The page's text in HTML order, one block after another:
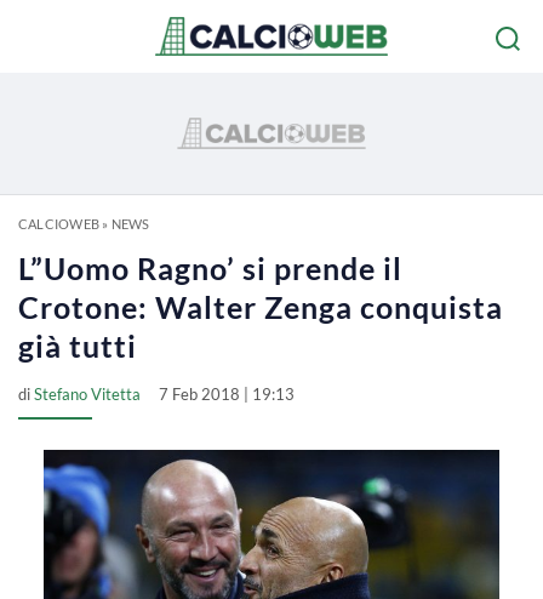
CALCIOWEB» NEWS
L”Uomo Ragno’ si prende il
Crotone: Walter Zenga conquista
già tutti
diStefano Vitetta 7 Feb 2018 | 19:13